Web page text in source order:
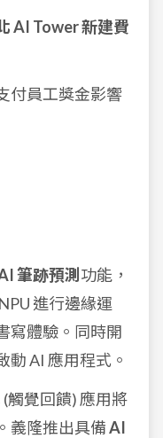
AI Tower 新建費
付員工獎金影響
筆跡預測 功能，
進行邊緣運
寫體驗。同時開
動 AI 應用程式。
(觸覺回饋) 應用將
義隆推出具備AI